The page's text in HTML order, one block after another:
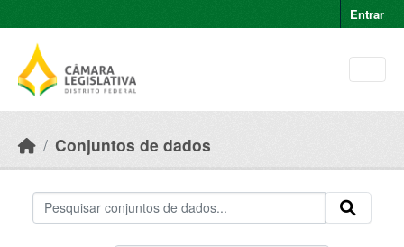
Entrar
Conjuntos de dados